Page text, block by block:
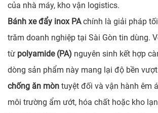
của nhà máy, kho vận logistics.
Bánh xe đẩy inox PAchính là giải pháp
trăm doanh nghiệp tại Sài Gòn tin dùng.
từ polyamide (PA) nguyên sinh kết hợp
dòng sản phẩm này mang lại độ bền
chống ăn mòn tuyệt đối và vận hành êm
môi trường ẩm ướt, hóa chất hoặc kho